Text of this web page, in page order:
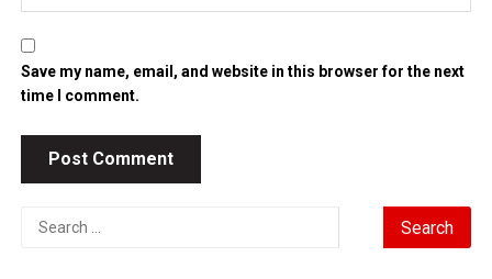
Save my name, email, and website in this browser for the next
time I comment.
Search